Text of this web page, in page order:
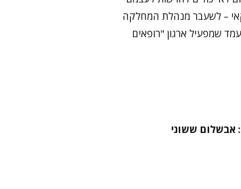
– לשעבר מנהלת המחלקה
שמפעיל ארגון "רופאים
אבשלום ששוני